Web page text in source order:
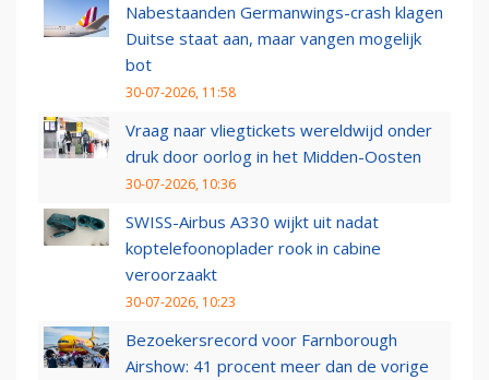
Nabestaanden Germanwings-crash klagen
Duitse staat aan, maar vangen mogelijk
bot
30-07-2026, 11:58
Vraag naar vliegtickets wereldwijd onder
druk door oorlog in het Midden-Oosten
30-07-2026, 10:36
SWISS-Airbus A330 wijkt uit nadat
koptelefoonoplader rook in cabine
veroorzaakt
30-07-2026, 10:23
Bezoekersrecord voor Farnborough
Airshow: 41 procent meer dan de vorige